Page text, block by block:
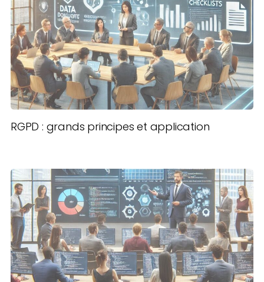
RGPD : grands principes et application